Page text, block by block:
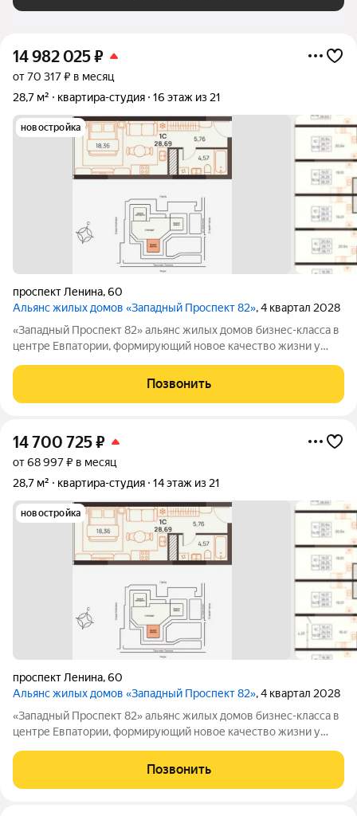
14 982 025₽
от 70 317 ₽ в месяц
28,7 м²
квартира-студия 16 этаж из 21
новостройка
проспект Ленина,60
Альянс жилых домов «Западный Проспект 82», 4 квартал 2028
«Западный Проспект 82» альянс жилых домов бизнес-класса в
центре Евпатории, формирующий новое качество жизни у
городской среды и курортного образа жизни: здесь можно
работать, развиваться и отдыхать,
Позвонить
14 700 725₽
от 68 997 ₽ в месяц
28,7 м²
квартира-студия 14 этаж из 21
новостройка
проспект Ленина,60
Альянс жилых домов «Западный Проспект 82», 4 квартал 2028
«Западный Проспект 82» альянс жилых домов бизнес-класса в
центре Евпатории, формирующий новое качество жизни у
городской среды и курортного образа жизни: здесь можно
работать, развиваться и отдыхать,
Позвонить